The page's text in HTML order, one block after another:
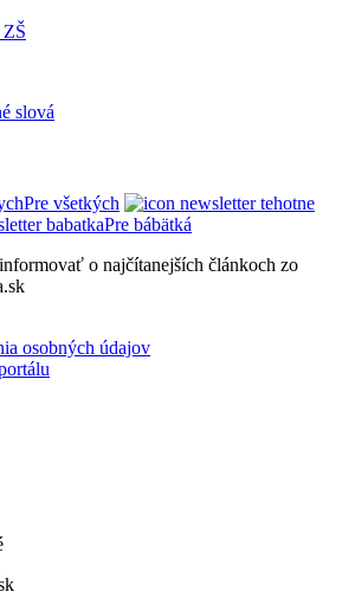
slová
Pre všetkých
Pre bábätká
o najčítanejších článkoch zo
osobných údajov